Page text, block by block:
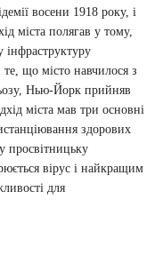
восени 1918 року, і
міста полягав у тому,
що місто навчилося з
Нью-Йорк прийняв
міста мав три основні
здорових
просвітницьку
вірус і найкращим
для